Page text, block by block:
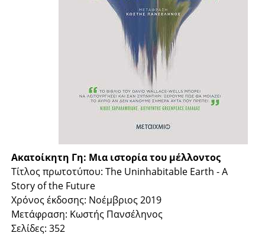
Ακατοίκητη Γη: Μια ιστορία του μέλλοντος
Τίτλος πρωτοτύπου: The Uninhabitable Earth - A
Story of the Future
Χρόνος έκδοσης: Νοέμβριος 2019
Μετάφραση: Κωστής Πανσέληνος
Σελίδες: 352